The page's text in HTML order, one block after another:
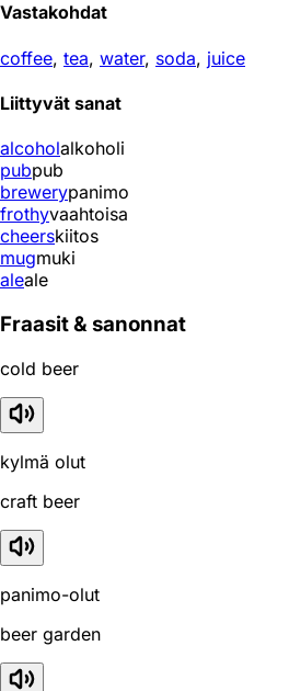
Vastakohdat
coffee, tea, water, soda, juice
Liittyvät sanat
alcoholalkoholi
pubpub
brewerypanimo
frothyvaahtoisa
cheerskiitos
mugmuki
aleale
Fraasit & sanonnat
cold beer
kylmä olut
craft beer
panimo-olut
beer garden